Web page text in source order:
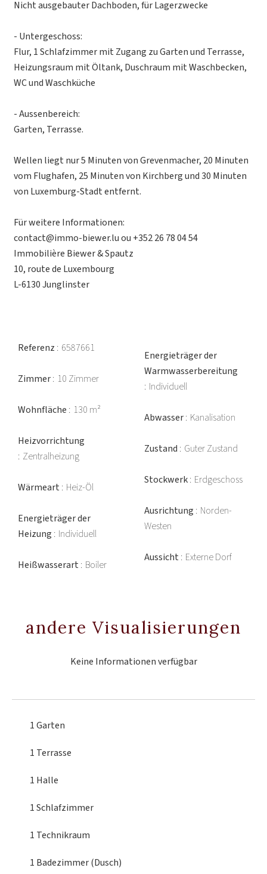
Nicht ausgebauter Dachboden, für Lagerzwecke
- Untergeschoss:
Flur, 1 Schlafzimmer mit Zugang zu Garten und Terrasse,
Heizungsraum mit Öltank, Duschraum mit Waschbecken,
WC und Waschküche
- Aussenbereich:
Garten, Terrasse.
Wellen liegt nur 5 Minuten von Grevenmacher, 20 Minuten
vom Flughafen, 25 Minuten von Kirchberg und 30 Minuten
von Luxemburg-Stadt entfernt.
Für weitere Informationen:
contact@immo-biewer.lu ou +352 26 78 04 54
Immobilière Biewer & Spautz
10, route de Luxembourg
L-6130 Junglinster
Referenz 6587661
Zimmer 10 Zimmer
Wohnfläche 130 m²
Heizvorrichtung
Zentralheizung
Wärmeart Heiz-Öl
Energieträger der
Heizung Individuell
Heißwasserart Boiler
Energieträger der
Warmwasserbereitung
Individuell
Abwasser Kanalisation
Zustand Guter Zustand
Stockwerk Erdgeschoss
Ausrichtung Norden-
Westen
Aussicht Externe Dorf
andere Visualisierungen
Keine Informationen verfügbar
1 Garten
1 Terrasse
1 Halle
1 Schlafzimmer
1 Technikraum
1 Badezimmer (Dusch)